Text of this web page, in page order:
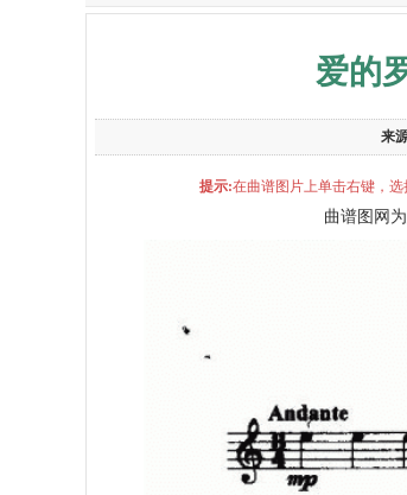
爱的
来
提示:在曲谱图片上单击右键，选
曲谱图网